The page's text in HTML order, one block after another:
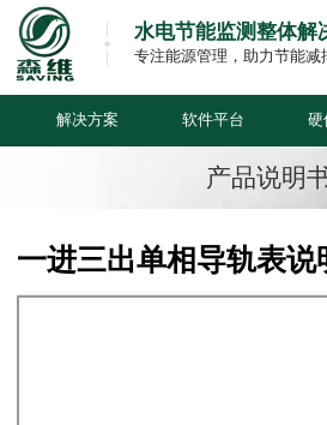
水电节能监测整体解
专注能源管理，助力节能减
解决方案 软件平台 硬
产品说明
一进三出单相导轨表说